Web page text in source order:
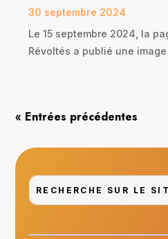
30 septembre 2024
Le 15 septembre 2024, la
Révoltés a publié une
« Entrées précédentes